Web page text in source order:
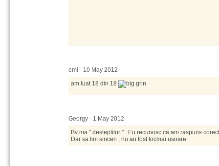
emi - 10 May 2012
am luat 18 din 18
Georgy - 1 May 2012
Bv ma " desteptilor " . Eu recunosc ca am raspuns
Dar sa fim sinceri , nu au fost tocmai usoare